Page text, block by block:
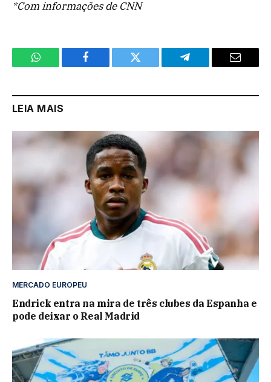
*Com informações de CNN
WhatsApp Facebook Twitter Telegram Email
LEIA MAIS
MERCADO EUROPEU
Endrick entra na mira de três clubes da Espanha e
pode deixar o Real Madrid